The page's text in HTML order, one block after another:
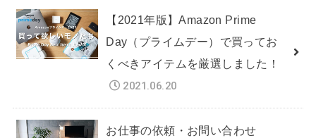
【2021年版】Amazon Prime
Day（プライムデー）で買ってお
くべきアイテムを厳選しました！
2021.06.20
お仕事の依頼・お問い合わせ